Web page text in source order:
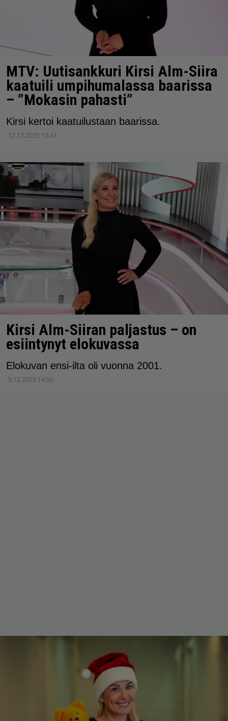
MTV: Uutisankkuri Kirsi Alm-Siira
kaatuili umpihumalassa baarissa
– ”Mokasin pahasti”
Kirsi kertoi kaatuilustaan baarissa.
12.12.2025 15:47
Kirsi Alm-Siiran paljastus – on
esiintynyt elokuvassa
Elokuvan ensi-ilta oli vuonna 2001.
9.12.2025 14:50